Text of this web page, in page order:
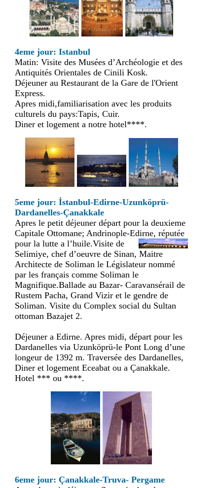
4eme jour: Istanbul
Matin: Visite des Musées d’Archéologie et des
Antiquités Orientales de Cinili Kosk.
Déjeuner au Restaurant de la Gare de l'Orient
Express.
Apres midi,familiarisation avec les produits
culturels du pays:Tapis, Cuir.
Diner et logement a notre hotel****.
5eme jour: İstanbul-Edirne-Uzunköprü-
Dardanelles-Çanakkale
Apres le petit déjeuner départ pour la deuxieme
Capitale Ottomane; Andrinople-Edirne, réputée
pour la lutte a l’huile.Visite de
Selimiye, chef d’oeuvre de Sinan, Maitre
Architecte de Soliman le Législateur nommé
par les français comme Soliman le
Magnifique.Ballade au Bazar- Caravansérail de
Rustem Pacha, Grand Vizir et le gendre de
Soliman. Visite du Complex social du Sultan
ottoman Bazajet 2.
Déjeuner a Edirne. Apres midi, départ pour les
Dardanelles via Uzunköprü-le Pont Long d’une
longeur de 1392 m. Traversée des Dardanelles,
Diner et logement Eceabat ou a Çanakkale.
Hotel *** ou ****.
6eme jour: Çanakkale-Truva- Pergame